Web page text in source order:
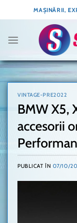
to
MAȘINĂRII,
VINTAGE-PRE2022
BMW X5,
accesorii
PUBLICAT ÎN 07/10/